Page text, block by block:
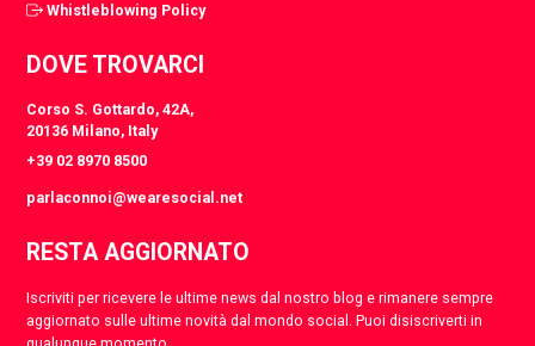
Whistleblowing Policy
DOVE TROVARCI
Corso S. Gottardo, 42A,
20136 Milano, Italy
+39 02 8970 8500
parlaconnoi@wearesocial.net
RESTA AGGIORNATO
Iscriviti per ricevere le ultime news dal nostro blog e rimanere sempre
aggiornato sulle ultime novità dal mondo social. Puoi disiscriverti in